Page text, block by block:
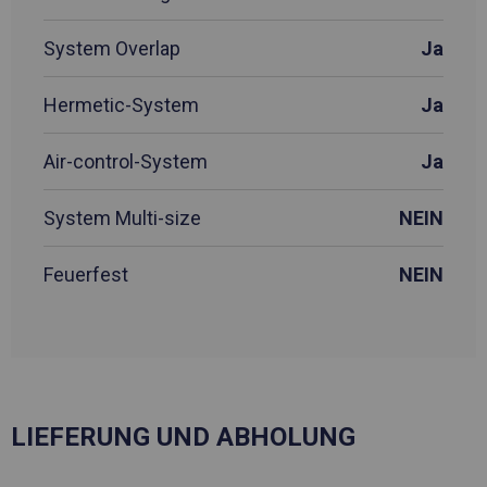
System Overlap Ja
Hermetic-System Ja
Air-control-System Ja
System Multi-size NEIN
Feuerfest NEIN
LIEFERUNG UND ABHOLUNG